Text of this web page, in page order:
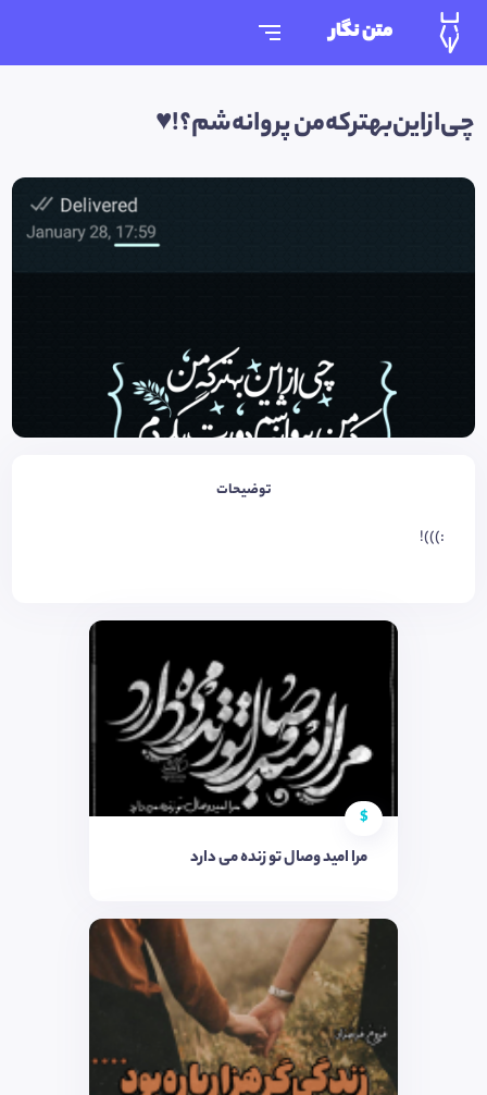
متن نگار
چی‌از‌این‌بهتر‌که‌من پروانه‌شم؟!♥
توضیحات
:)))!
$
مرا امید وصال تو زنده می دارد